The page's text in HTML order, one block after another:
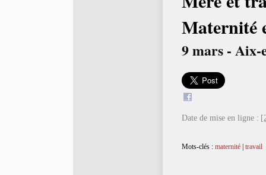
Maternité
9 mars - Aix-
Date de mise en ligne :
Mots-clés : maternité| travail